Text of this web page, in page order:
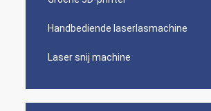
Handbediende laserlasmachine
Laser snij machine